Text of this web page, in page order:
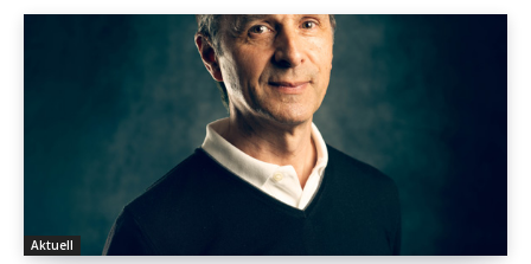
Aktuell